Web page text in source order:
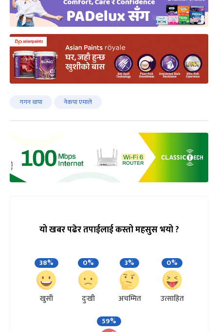
गगन थापा नेकपा एमाले
यो खबर पढेर तपाईलाई कस्तो महसुस भयो ?
38%
खुसी
0%
दुःखी
3%
अचम्मित
0%
उत्साहित
59%